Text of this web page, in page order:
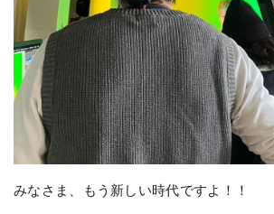
みなさま、もう新しい時代ですよ！！